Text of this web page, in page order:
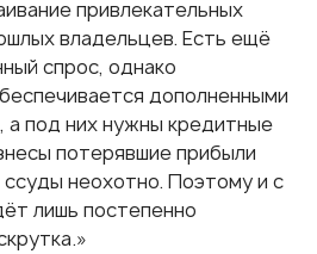
привлекательных
владельцев. Есть ещё
спрос, однако
дополненными
а под них нужны кредитные
потерявшие прибыли
ссуды неохотно. Поэтому и с
лишь постепенно